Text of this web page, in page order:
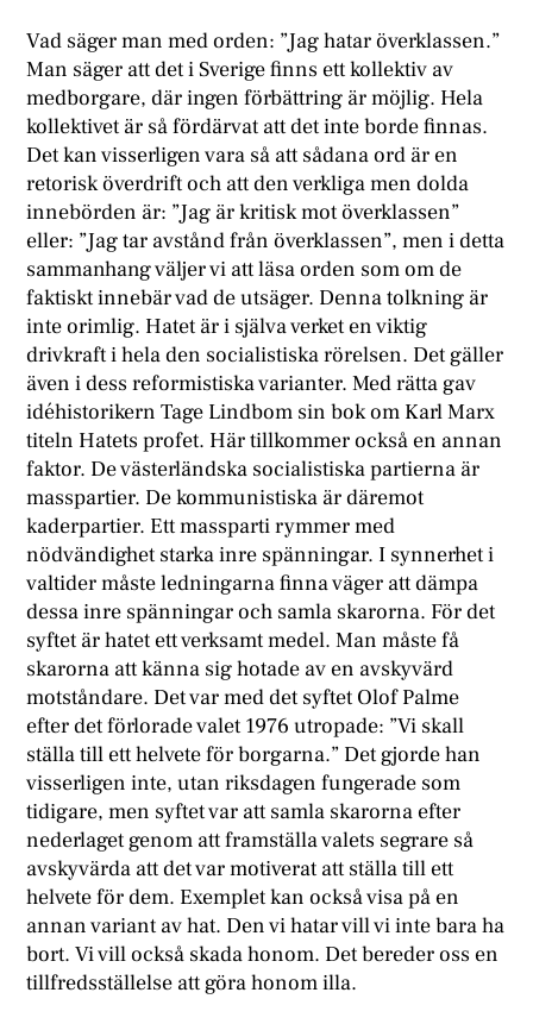
Vad säger man med orden: ”Jag hatar överklassen.”
Man säger att det i Sverige finns ett kollektiv av
medborgare, där ingen förbättring är möjlig. Hela
kollektivet är så fördärvat att det inte borde finnas.
Det kan visserligen vara så att sådana ord är en
retorisk överdrift och att den verkliga men dolda
innebörden är: ”Jag är kritisk mot överklassen”
eller: ”Jag tar avstånd från överklassen”, men i detta
sammanhang väljer vi att läsa orden som om de
faktiskt innebär vad de utsäger. Denna tolkning är
inte orimlig. Hatet är i själva verket en viktig
drivkraft i hela den socialistiska rörelsen. Det gäller
även i dess reformistiska varianter. Med rätta gav
idéhistorikern Tage Lindbom sin bok om Karl Marx
titeln Hatets profet. Här tillkommer också en annan
faktor. De västerländska socialistiska partierna är
masspartier. De kommunistiska är däremot
kaderpartier. Ett massparti rymmer med
nödvändighet starka inre spänningar. I synnerhet i
valtider måste ledningarna finna väger att dämpa
dessa inre spänningar och samla skarorna. För det
syftet är hatet ett verksamt medel. Man måste få
skarorna att känna sig hotade av en avskyvärd
motståndare. Det var med det syftet Olof Palme
efter det förlorade valet 1976 utropade: ”Vi skall
ställa till ett helvete för borgarna.” Det gjorde han
visserligen inte, utan riksdagen fungerade som
tidigare, men syftet var att samla skarorna efter
nederlaget genom att framställa valets segrare så
avskyvärda att det var motiverat att ställa till ett
helvete för dem. Exemplet kan också visa på en
annan variant av hat. Den vi hatar vill vi inte bara ha
bort. Vi vill också skada honom. Det bereder oss en
tillfredsställelse att göra honom illa.